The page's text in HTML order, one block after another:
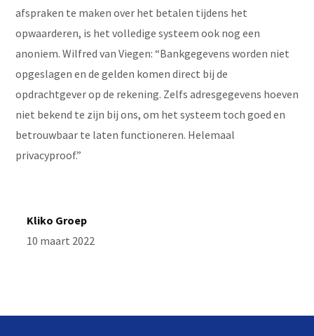
afspraken te maken over het betalen tijdens het
opwaarderen, is het volledige systeem ook nog een
anoniem. Wilfred van Viegen: “Bankgegevens worden niet
opgeslagen en de gelden komen direct bij de
opdrachtgever op de rekening. Zelfs adresgegevens hoeven
niet bekend te zijn bij ons, om het systeem toch goed en
betrouwbaar te laten functioneren. Helemaal
privacyproof.”
Kliko Groep
10 maart 2022